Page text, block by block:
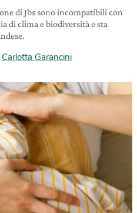
di Jbs sono incompatibili con
di clima e biodiversità e sta
Carlotta Garancini